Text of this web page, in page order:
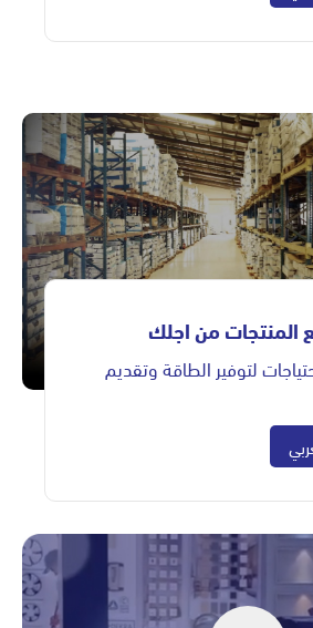
المنتجات من اجلك
لتوفير الطاقة وتقديم